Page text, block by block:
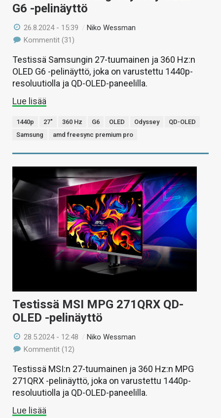
G6 -pelinäyttö
26.8.2024 - 15:39 /Niko Wessman
Kommentit (31)
Testissä Samsungin 27-tuumainen ja 360 Hz:n
OLED G6 -pelinäyttö, joka on varustettu 1440p-
resoluutiolla ja QD-OLED-paneelilla.
Lue lisää
1440p 27" 360 Hz G6 OLED Odyssey
QD-OLED
Samsung
amd freesync premium pro
Testissä MSI MPG 271QRX QD-
OLED -pelinäyttö
28.5.2024 - 12:48 / Niko Wessman
Kommentit (12)
Testissä MSI:n 27-tuumainen ja 360 Hz:n MPG
271QRX -pelinäyttö, joka on varustettu 1440p-
resoluutiolla ja QD-OLED-paneelilla.
Lue lisää